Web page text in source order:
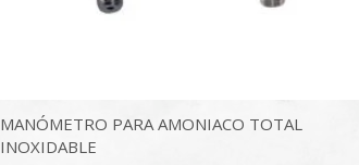
MANÓMETRO PARA AMONIACO TOTAL
INOXIDABLE